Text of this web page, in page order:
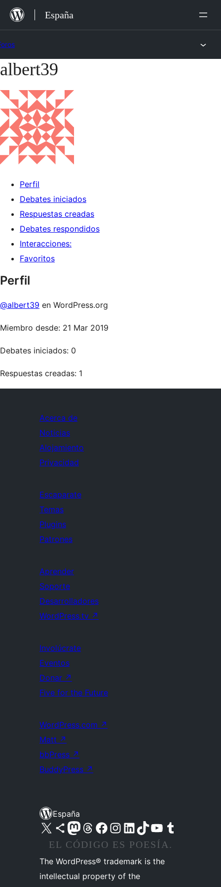
Saltar
España
Saltar
contenido
albert39
Perfil
Debates iniciados
Respuestas creadas
Debates respondidos
Interacciones:
Favoritos
Perfil
@albert39 en WordPress.org
Miembro desde: 21 Mar 2019
Debates iniciados: 0
Respuestas creadas: 1
Acerca de
Noticias
Alojamiento
Privacidad
Escaparate
Temas
Plugins
Patrones
Aprender
Soporte
Desarrolladores
WordPress.tv ↗
Involúcrate
Eventos
Donar ↗
Five for the Future
WordPress.com ↗
Matt ↗
bbPress ↗
BuddyPress ↗
España
Visita nuestra cuenta de X (anteriormente Twitter)
Visita nuestra cuenta de Bluesky
Visita nuestra cuenta de Mastodon
Visita nuestra cuenta de Threads
Visita nuestra página de Facebook
Visita nuestra cuenta de Instagram
Visita nuestra cuenta de LinkedIn
Visita nuestra cuenta de TikTok
Visita nuestro canal de YouTube
Visita nuestra cuenta de Tumblr
EL CÓDIGO ES POESÍA.
The WordPress® trademark is the
intellectual property of the